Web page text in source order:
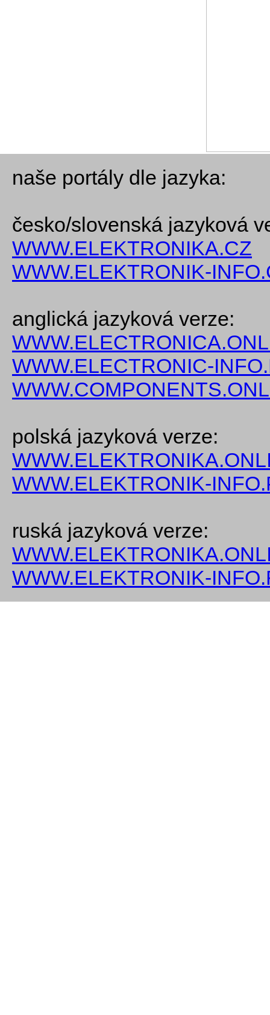
naše portály dle jazyka:
česko/slovenská jazyková
WWW.ELEKTRONIKA.CZ
WWW.ELEKTRONIK-
anglická jazyková verze:
WWW.ELECTRONIC-
polská jazyková verze:
WWW.ELEKTRONIK-
ruská jazyková verze:
WWW.ELEKTRONIK-